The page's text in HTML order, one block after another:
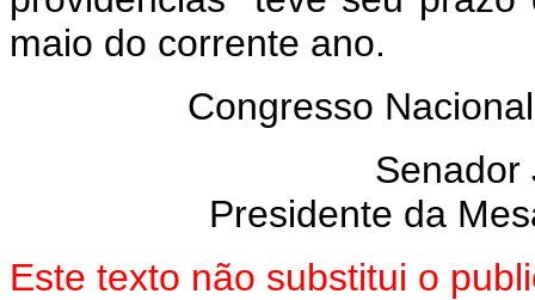
maio do corrente ano.
Congresso
Senador
Presidente da
Este texto não substitui o